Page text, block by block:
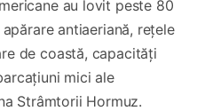
au lovit peste 80
antiaeriană, rețele
de coastă, capacități
mici ale
Strâmtorii Hormuz.